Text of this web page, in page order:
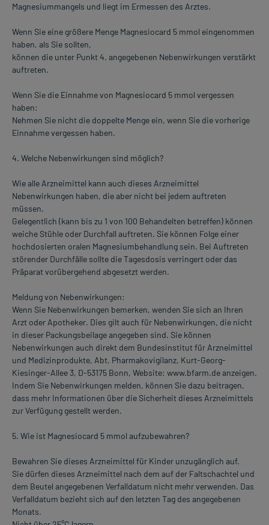
Magnesiummangels und liegt im Ermessen des Arztes.
Wenn Sie eine größere Menge Magnesiocard 5 mmol eingenommen
haben, als Sie sollten,
können die unter Punkt 4. angegebenen Nebenwirkungen verstärkt
auftreten.
Wenn Sie die Einnahme von Magnesiocard 5 mmol vergessen
haben:
Nehmen Sie nicht die doppelte Menge ein, wenn Sie die vorherige
Einnahme vergessen haben.
4. Welche Nebenwirkungen sind möglich?
Wie alle Arzneimittel kann auch dieses Arzneimittel
Nebenwirkungen haben, die aber nicht bei jedem auftreten
müssen.
Gelegentlich (kann bis zu 1 von 100 Behandelten betreffen) können
weiche Stühle oder Durchfall auftreten. Sie können Folge einer
hochdosierten oralen Magnesiumbehandlung sein. Bei Auftreten
störender Durchfälle sollte die Tagesdosis verringert oder das
Präparat vorübergehend abgesetzt werden.
Meldung von Nebenwirkungen:
Wenn Sie Nebenwirkungen bemerken, wenden Sie sich an Ihren
Arzt oder Apotheker. Dies gilt auch für Nebenwirkungen, die nicht
in dieser Packungsbeilage angegeben sind. Sie können
Nebenwirkungen auch direkt dem Bundesinstitut für Arzneimittel
und Medizinprodukte, Abt. Pharmakovigilanz, Kurt-Georg-
Kiesinger-Allee 3, D-53175 Bonn, Website: www.bfarm.de anzeigen.
Indem Sie Nebenwirkungen melden, können Sie dazu beitragen,
dass mehr Informationen über die Sicherheit dieses Arzneimittels
zur Verfügung gestellt werden.
5. Wie ist Magnesiocard 5 mmol aufzubewahren?
Bewahren Sie dieses Arzneimittel für Kinder unzugänglich auf.
Sie dürfen dieses Arzneimittel nach dem auf der Faltschachtel und
dem Beutel angegebenen Verfalldatum nicht mehr verwenden. Das
Verfalldatum bezieht sich auf den letzten Tag des angegebenen
Monats.